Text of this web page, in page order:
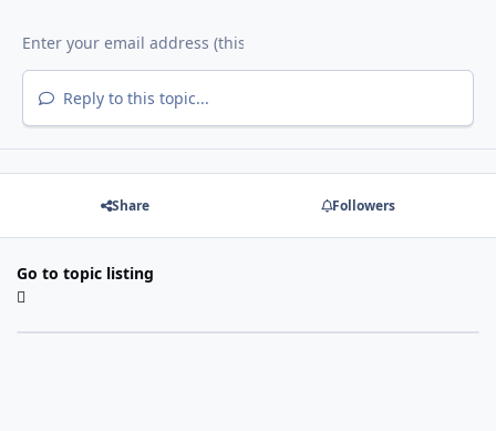
Reply to this topic...
Share Followers
Go to topic listing